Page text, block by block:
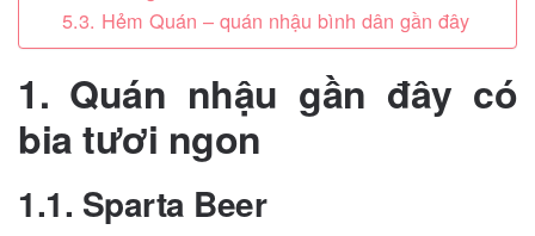
5.3. Hẻm Quán – quán nhậu bình dân gần đây
1. Quán nhậu gần đây có
bia tươi ngon
1.1. Sparta Beer